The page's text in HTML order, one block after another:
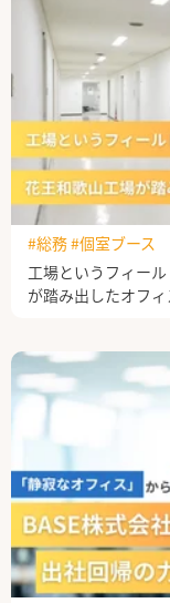
工場というフィー
が踏み出したオフ
#総務#個室ブース